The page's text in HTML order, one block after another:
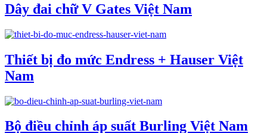
Dây đai chữ V Gates Việt Nam
Thiết bị đo mức Endress + Hauser Việt
Nam
Bộ điều chỉnh áp suất Burling Việt Nam